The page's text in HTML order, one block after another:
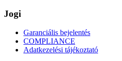
Jogi
Garanciális bejelentés
COMPLIANCE
Adatkezelési tájékoztató